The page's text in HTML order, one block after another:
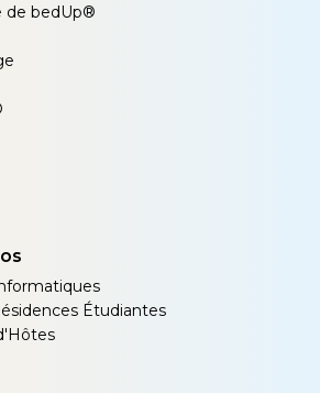
de bedUp®
Étudiantes